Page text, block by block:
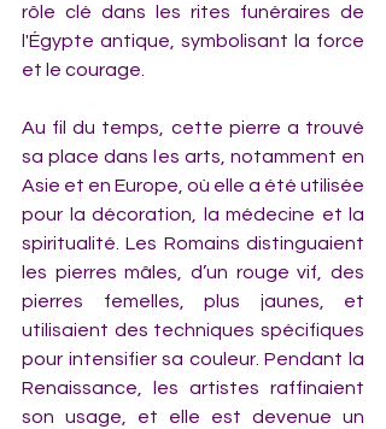
rôle clé dans les rites funéraires de
l'Égypte antique, symbolisant la force
et le courage.
Au fil du temps, cette pierre a trouvé
sa place dans les arts, notamment en
Asie et en Europe, où elle a été utilisée
pour la décoration, la médecine et la
spiritualité. Les Romains distinguaient
les pierres mâles, d’un rouge vif, des
pierres femelles, plus jaunes, et
utilisaient des techniques spécifiques
pour intensifier sa couleur. Pendant la
Renaissance, les artistes raffinaient
son usage, et elle est devenue un